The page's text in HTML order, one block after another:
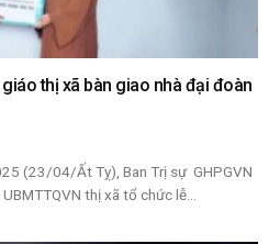
thị xã bàn giao nhà đại đoàn
(23/04/Ất Tỵ), Ban Trị sự GHPGVN
thị xã tổ chức lễ...